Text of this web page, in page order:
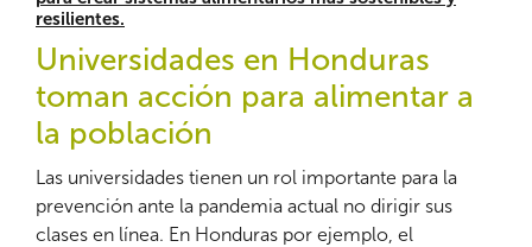
resilientes.
Universidades en Honduras
toman acción para alimentar a
la población
Las universidades tienen un rol importante para la
prevención ante la pandemia actual no dirigir sus
clases en línea. En Honduras por ejemplo, el